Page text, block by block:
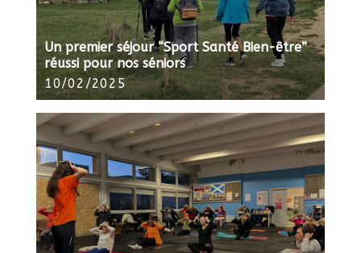
Un premier séjour “Sport Santé Bien-être”
réussi pour nos séniors
10/02/2025